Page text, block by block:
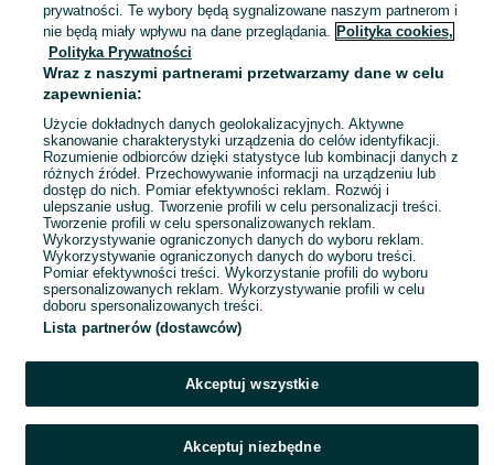
25 zł
Korzecko
26 lipca 2026
1 2
prywatności. Te wybory będą sygnalizowane naszym partnerom i
nie będą miały wpływu na dane przeglądania. Polityka cookies,
Polityka Prywatności
Wraz z naszymi partnerami przetwarzamy dane w celu
zapewnienia:
Użycie dokładnych danych geolokalizacyjnych. Aktywne
skanowanie charakterystyki urządzenia do celów identyfikacji.
Rozumienie odbiorców dzięki statystyce lub kombinacji danych z
różnych źródeł. Przechowywanie informacji na urządzeniu lub
dostęp do nich. Pomiar efektywności reklam. Rozwój i
ulepszanie usług. Tworzenie profili w celu personalizacji treści.
Tworzenie profili w celu spersonalizowanych reklam.
Wykorzystywanie ograniczonych danych do wyboru reklam.
Wykorzystywanie ograniczonych danych do wyboru treści.
Pomiar efektywności treści. Wykorzystanie profili do wyboru
spersonalizowanych reklam. Wykorzystywanie profili w celu
doboru spersonalizowanych treści.
Lista partnerów (dostawców)
Akceptuj wszystkie
Akceptuj niezbędne